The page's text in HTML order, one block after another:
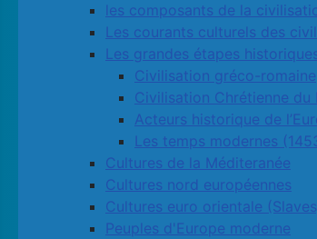
les composants de la
Les courants culturels des
Les grandes étapes
Civilisation gréco-romaine
Civilisation Chrétienne du
Acteurs historique de
Les temps modernes
Cultures de la Méditeranée
Cultures nord européennes
Cultures euro orientale
Peuples d'Europe moderne